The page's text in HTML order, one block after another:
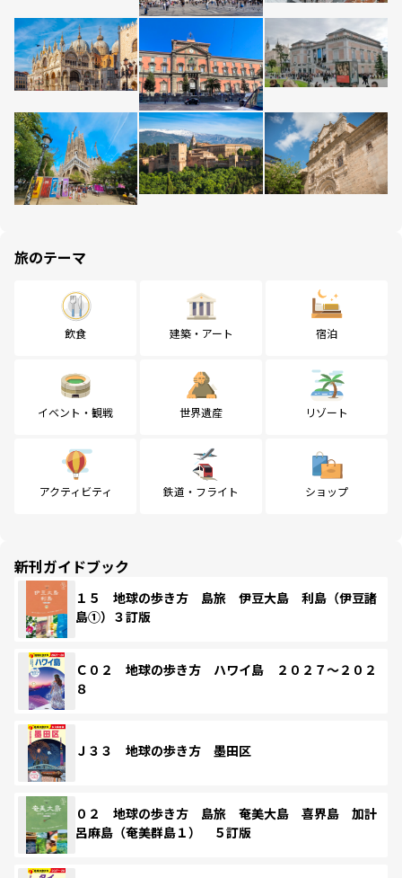
旅のテーマ
飲食 建築・アート 宿泊
イベント・観戦 世界遺産 リゾート
アクティビティ 鉄道・フライト ショップ
新刊ガイドブック
１５ 地球の歩き方 島旅 伊豆大島 利島（伊豆諸
島①）３訂版
Ｃ０２ 地球の歩き方 ハワイ島 ２０２７～２０２
８
Ｊ３３ 地球の歩き方 墨田区
０２ 地球の歩き方 島旅 奄美大島 喜界島 加計
呂麻島（奄美群島１） ５訂版